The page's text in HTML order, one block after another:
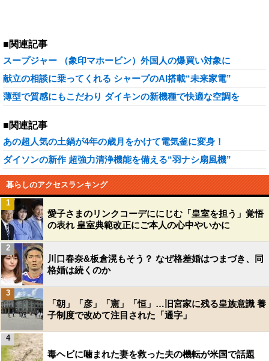
■関連記事
スープジャー （象印マホービン）外国人の爆買い対象に
献立の相談に乗ってくれる シャープのAI搭載“未来家電”
薄型で質感にもこだわり ダイキンの新機種で快適な空調を
■関連記事
あの超人気の土鍋が4年の歳月をかけて電気釜に変身！
ダイソンの新作 超強力清浄機能を備える“羽ナシ扇風機”
暮らしのアクセスランキング
愛子さまのリンクコーデににじむ「皇室を担う」覚悟
の表れ 皇室典範改正にご本人の心中やいかに
1
川口春奈&板倉滉もそう？ なぜ格差婚はつまづき、同
格婚は続くのか
2
「朝」「彦」「憲」「恒」…旧宮家に残る皇族意識 養
子制度で改めて注目された「通字」
3
毒ヘビに噛まれた妻を救った夫の機転が米国で話題
4